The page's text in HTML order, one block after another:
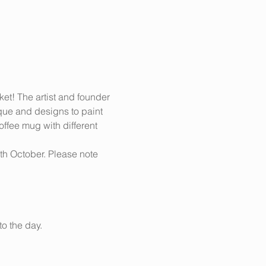
The artist and founder
and designs to paint
mug with different
October. Please note
the day.